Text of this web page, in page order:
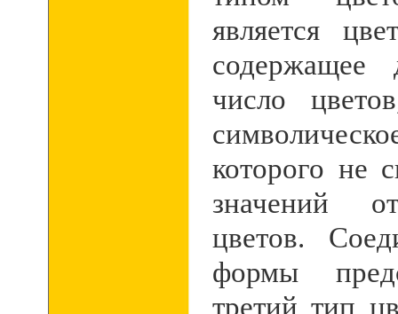
является
число
которого не
значений
цветов.
формы
третий тип